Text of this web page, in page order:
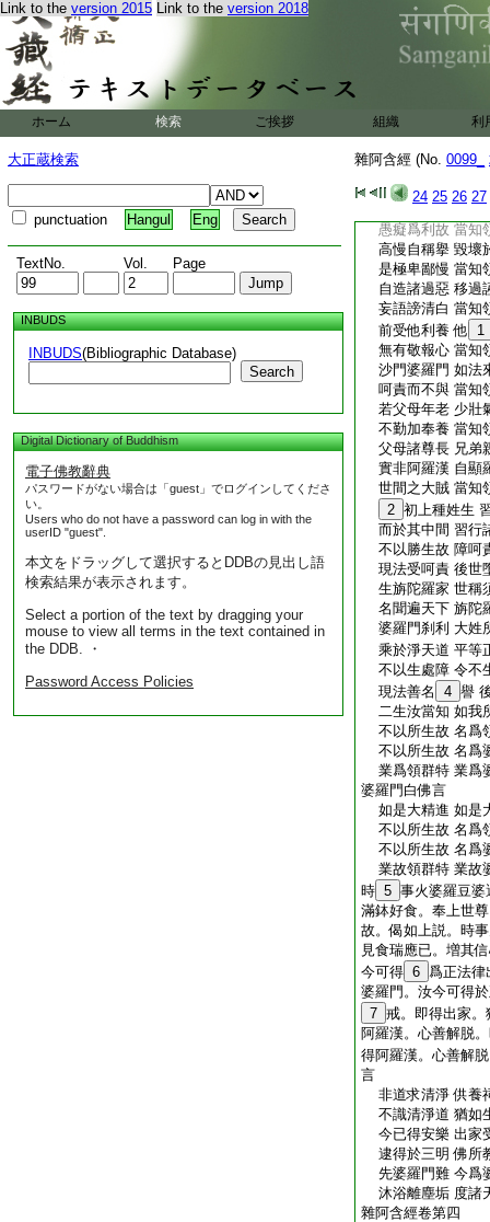
Link to the version 2015 Link to the version 2018
ホーム 検索 ご挨拶 組織 利
大正蔵検索
punctuation Hangul Eng
TextNo. Vol. Page
INBUDS
INBUDS(Bibliographic Database)
Search
Digital Dictionary of Buddhism
電子佛教辭典
パスワードがない場合は「guest」でログインしてくださ
い。
Users who do not have a password can log in with the
userID "guest".
本文をドラッグして選択するとDDBの見出し語
検索結果が表示されます。
Select a portion of the text by dragging your
mouse to view all terms in the text contained in
the DDB. ・
Password Access Policies
雜阿含經 (No. 0099_
24 25 26 27
侵掠彼所 17 受
妄語欺誑人 詐取
他索而不還 當知
爲己亦爲他 擧責
如是妄語者 當知
作惡不善業 無有
隱諱覆藏惡 當知
若人問其義 而答
顛倒欺誑人 當知
愚癡爲利故 當知
高慢自稱擧 毀壞
是極卑鄙慢 當知
自造諸過惡 移過
妄語謗清白 當知
前受他利養 他
1
無有敬報心 當知
沙門婆羅門 如法
呵責而不與 當知
若父母年老 少壯
不勤加奉養 當知
父母諸尊長 兄弟
實非阿羅漢 自顯
世間之大賊 當知
2 初上種姓生
而於其中間 習行
不以勝生故 障呵
現法受呵責 後世
生旃陀羅家 世稱
名聞遍天下 旃陀
婆羅門刹利 大姓
乘於淨天道 平等
不以生處障 令不
現法善名
4 譽
二生汝當知 如我
不以所生故 名爲
不以所生故 名爲
業爲領群特 業爲
婆羅門白佛言
如是大精進 如是
不以所生故 名爲
不以所生故 名爲
業故領群特 業故
時 5 事火婆羅豆婆
滿鉢好食。奉上世
故。偈如上説。時
見食瑞應已。増其
今可得 6 爲正法律
婆羅門。汝今可得
7 戒。即得出家
阿羅漢。心善解脱
得阿羅漢。心善解
言
非道求清淨 供養
不識清淨道 猶如
今已得安樂 出家
逮得於三明 佛所
先婆羅門難 今爲
沐浴離塵垢 度諸
雜阿含經卷第四